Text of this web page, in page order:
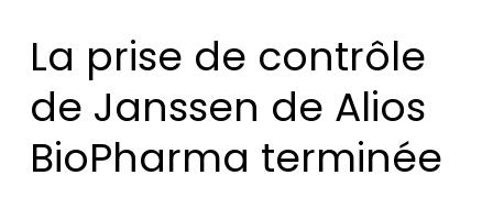
La prise de contrôle
de Janssen de Alios
BioPharma terminée